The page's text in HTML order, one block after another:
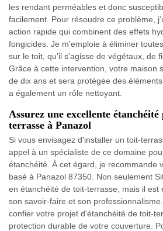
les rendant perméables et donc
facilement. Pour résoudre ce problème,
action rapide qui combinent des effets
fongicides. Je m'emploie à éliminer
sur le toit, qu'il s'agisse de végétaux, de
Grâce à cette intervention, votre maison
de dix ans et sera protégée des
a également un rôle nettoyant.
Assurez une excellente
terrasse à Panazol
Si vous envisagez d'installer un toit-
appel à un spécialiste de ce domaine
étanchéité. À cet égard, je recommande
basé à Panazol 87350. Non seulement
en étanchéité de toit-terrasse, mais il est
son savoir-faire et son
confier votre projet d'étanchéité de toit-
protection durable de votre couverture.